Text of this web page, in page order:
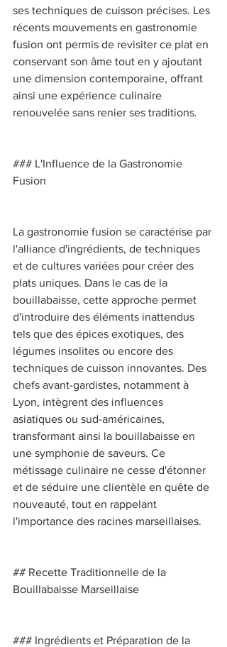
ses techniques de cuisson précises. Les
récents mouvements en gastronomie
fusion ont permis de revisiter ce plat en
conservant son âme tout en y ajoutant
une dimension contemporaine, offrant
ainsi une expérience culinaire
renouvelée sans renier ses traditions.
### L'Influence de la Gastronomie
Fusion
La gastronomie fusion se caractérise par
l'alliance d'ingrédients, de techniques
et de cultures variées pour créer des
plats uniques. Dans le cas de la
bouillabaisse, cette approche permet
d'introduire des éléments inattendus
tels que des épices exotiques, des
légumes insolites ou encore des
techniques de cuisson innovantes. Des
chefs avant-gardistes, notamment à
Lyon, intègrent des influences
asiatiques ou sud-américaines,
transformant ainsi la bouillabaisse en
une symphonie de saveurs. Ce
métissage culinaire ne cesse d'étonner
et de séduire une clientèle en quête de
nouveauté, tout en rappelant
l'importance des racines marseillaises.
## Recette Traditionnelle de la
Bouillabaisse Marseillaise
### Ingrédients et Préparation de la